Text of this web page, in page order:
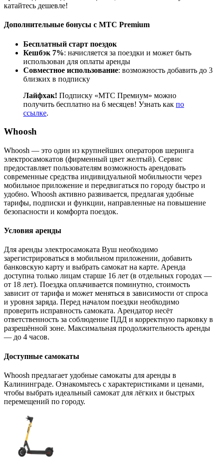
катайтесь дешевле!
Дополнительные бонусы с МТС Premium
Бесплатный старт поездок
Кешбэк 7%: начисляется за поездки и может быть
использован для оплаты аренды
Совместное использование: возможность добавить до 3
близких в подписку
Лайфхак! Подписку «МТС Премиум» можно
получить бесплатно на 6 месяцев! Узнать как по
ссылке.
Whoosh
Whoosh — это один из крупнейших операторов шеринга
электросамокатов (фирменный цвет желтый). Сервис
предоставляет пользователям возможность арендовать
современные средства индивидуальной мобильности через
мобильное приложение и передвигаться по городу быстро и
удобно. Whoosh активно развивается, предлагая удобные
тарифы, подписки и функции, направленные на повышение
безопасности и комфорта поездок.
Условия аренды
Для аренды электросамоката Вуш необходимо
зарегистрироваться в мобильном приложении, добавить
банковскую карту и выбрать самокат на карте. Аренда
доступна только лицам старше 16 лет (в отдельных городах —
от 18 лет). Поездка оплачивается поминутно, стоимость
зависит от тарифа и может меняться в зависимости от спроса
и уровня заряда. Перед началом поездки необходимо
проверить исправность самоката. Арендатор несёт
ответственность за соблюдение ПДД и корректную парковку в
разрешённой зоне. Максимальная продолжительность аренды
— до 4 часов.
Доступные самокаты
Whoosh предлагает удобные самокаты для аренды в
Калининграде. Ознакомьтесь с характеристиками и ценами,
чтобы выбрать идеальный самокат для лёгких и быстрых
перемещений по городу.